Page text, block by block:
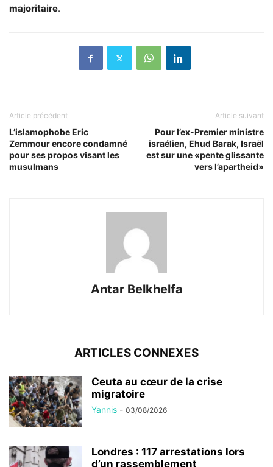
majoritaire.
Article précédent
L’islamophobe Eric
Zemmour encore condamné
pour ses propos visant les
musulmans
Article suivant
Pour l’ex-Premier ministre
israélien, Ehud Barak, Israël
est sur une «pente glissante
vers l’apartheid»
Antar Belkhelfa
ARTICLES CONNEXES
Ceuta au cœur de la crise
migratoire
Yannis - 03/08/2026
Londres : 117 arrestations lors
d’un rassemblement